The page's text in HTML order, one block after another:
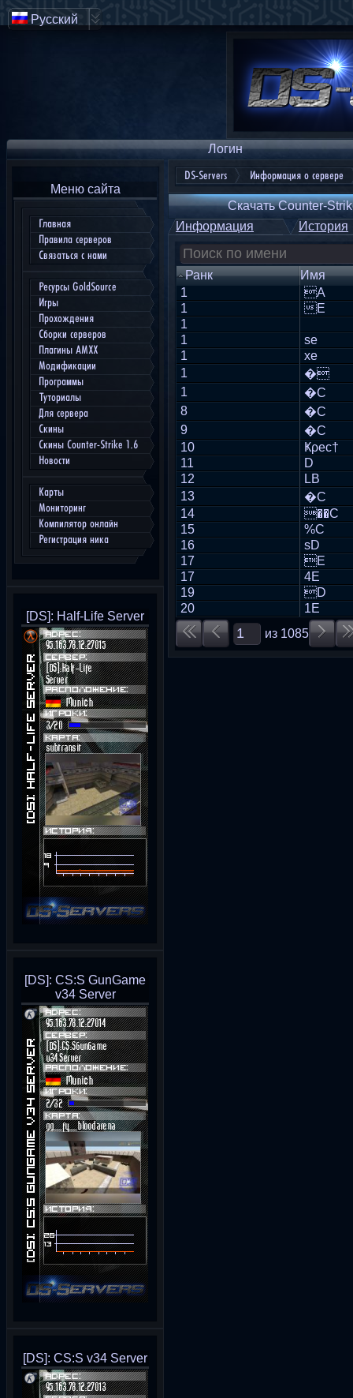
Логин
Меню сайта
Главная
Правила серверов
Связаться с нами
Ресурсы GoldSource
Игры
Прохождения
Сборки серверов
Плагины AMXX
Модификации
Программы
Туториалы
Для сервера
Скины
Скины Counter-Strike 1.6
Новости
Карты
Мониторинг
Компилятор онлайн
Регистрация ника
[DS]: Half-Life Server
[DS]: CS:S GunGame
v34 Server
[DS]: CS:S v34 Server
DS-Servers Информация о сервере
Скачать Counter-
Информация
История
Ранк
Имя
1
A
1
E
1
1
se
1
xe
1
�
1
�C
8
�C
9
�C
10
Ҝρес†
11
D
12
LB
13
�C
14
��C
15
%C
16
sD
17
E
17
4E
19
D
20
1E
из 1085
Русский